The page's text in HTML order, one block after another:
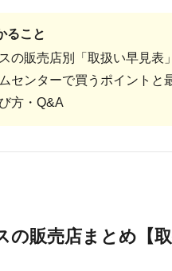
ること
の販売店別「取扱い早見表
センターで買うポイントと
方・Q&A
の販売店まとめ【